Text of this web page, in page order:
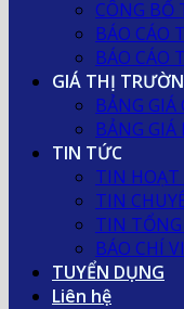
CÔNG BỐ
BÁO CÁO
BÁO CÁO
GIÁ THỊ
BẢNG GIÁ
BẢNG GIÁ
TIN TỨC
TIN
TIN
TIN
BÁO CHÍ
TUYỂN DỤNG
Liên hệ